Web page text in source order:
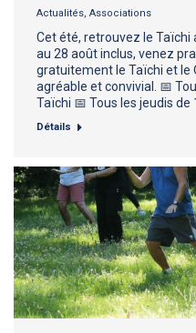
Actualités, Associations
Cet été, retrouvez le Taïchi
au 28 août inclus, venez
gratuitement le Taïchi et le
agréable et convivial. 📅
Taïchi 📅 Tous les jeudis de
Détails